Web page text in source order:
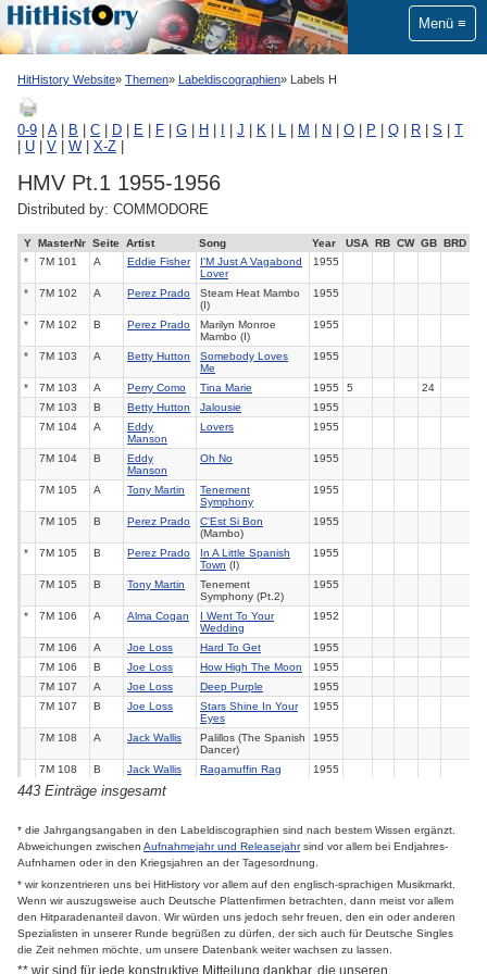
Menü
HitHistory Website Themen Labeldiscographien Labels H
0-9 A| B C D E F G H J K L M N O P Q R S
T
U V W X-Z
HMV Pt.1 1955-1956
Distributed by: COMMODORE
Y MasterNr Seite Artist Song Year USA RB CW GB BRD
*
7M 101 A Eddie Fisher
I'M Just A Vagabond
Lover
1955
* 7M 102 A Perez Prado
Steam Heat Mambo
(I)
1955
* 7M 102 B Perez Prado
Marilyn Monroe
Mambo (I)
1955
* 7M 103 A Betty Hutton
Somebody Loves
Me
1955
* 7M 103 A Perry Como Tina Marie 1955 5
24
7M 103
B Betty Hutton Jalousie
1955
7M 104
A
Eddy
Manson
Lovers 1955
7M 104 B
Eddy
Manson
Oh No 1955
7M 105 A Tony Martin
Tenement
Symphony
1955
7M 105 B Perez Prado
C'Est Si Bon
(Mambo)
1955
* 7M 105 B Perez Prado
In A Little Spanish
Town (I)
1955
7M 105 B Tony Martin
Tenement
Symphony (Pt.2)
1955
* 7M 106 A Alma Cogan
I Went To Your
Wedding
1952
7M 106 A Joe Loss Hard To Get
1955
7M 106
B Joe Loss How High The Moon
1955
7M 107
A Joe Loss Deep Purple
1955
7M 107
B Joe Loss
Stars Shine In Your
Eyes
1955
7M 108 A Jack Wallis
Palillos (The Spanish
Dancer)
1955
7M 108 B Jack Wallis Ragamuffin Rag
1955
*
7M 109 A
Jaye P.
Morgan
7M 110 A Spike Jones
I'M In The Mood For
Love
1955
* 7M 110 B Spike Jones Secret Love
1955
7M 111
A Sid Phillips Mammy O'Mine
1955
7M 111
B Sid Phillips Runnin' Wild
1955
Brennan
Wake The Town &
Tell The People
443 Einträge insgesamt
* die Jahrgangsangaben in den Labeldiscographien sind nach bestem Wissen ergänzt.
Abweichungen zwischen Aufnahmejahr und Releasejahrsind vor allem bei Endjahres-
Aufnhamen oder in den Kriegsjahren an der Tagesordnung.
* wir konzentrieren uns bei HitHistory vor allem auf den englisch-sprachigen Musikmarkt.
Wenn wir auszugsweise auch Deutsche Plattenfirmen betrachten, dann meist vor allem
den Hitparadenanteil davon. Wir würden uns jedoch sehr freuen, den ein oder anderen
Spezialisten in unserer Runde begrüßen zu dürfen, der sich auch für Deutsche Singles
die Zeit nehmen möchte, um unsere Datenbank weiter wachsen zu lassen.